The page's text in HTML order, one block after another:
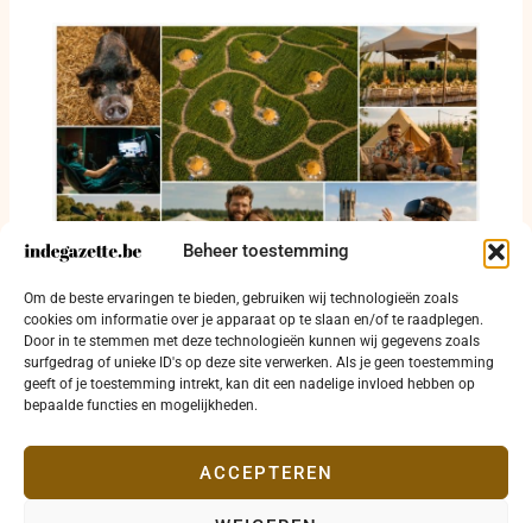
Beheer toestemming
Om de beste ervaringen te bieden, gebruiken wij technologieën zoals
cookies om informatie over je apparaat op te slaan en/of te raadplegen.
Door in te stemmen met deze technologieën kunnen wij gegevens zoals
surfgedrag of unieke ID's op deze site verwerken. Als je geen toestemming
geeft of je toestemming intrekt, kan dit een nadelige invloed hebben op
bepaalde functies en mogelijkheden.
ACCEPTEREN
Van maïsdoolhof tot VR-vlucht: verblijf voor
twee te winnen in Damme
3 juli 2026